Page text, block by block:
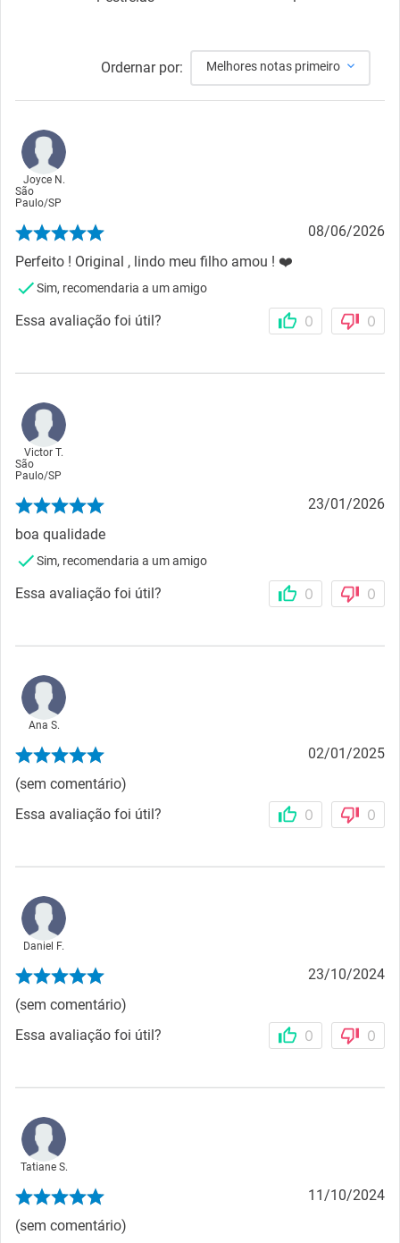
Ordernar por: Melhores notas primeiro
Joyce N.
São
Paulo/SP
08/06/2026
Perfeito ! Original , lindo meu filho amou ! ❤️
Sim, recomendaria a um amigo
Essa avaliação foi útil? 0 0
Victor T.
São
Paulo/SP
23/01/2026
boa qualidade
Sim, recomendaria a um amigo
Essa avaliação foi útil? 0 0
Ana S.
02/01/2025
(sem comentário)
Essa avaliação foi útil?
0 0
Daniel F.
23/10/2024
(sem comentário)
Essa avaliação foi útil?
0 0
Tatiane S.
11/10/2024
(sem comentário)